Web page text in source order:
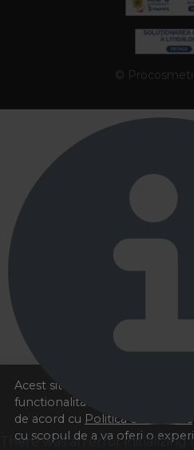
Acest site foloseste cookies
functionalitatea dorita.
de acord cu Politica de cookies
cu scopul de a va oferi o
©
There was an error